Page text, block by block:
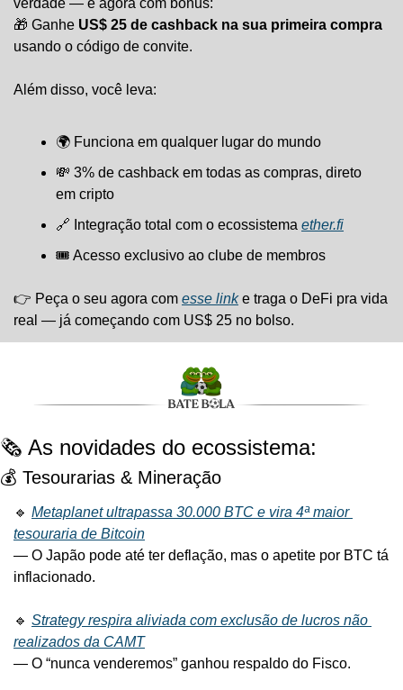
verdade — e agora com bônus:
🎁 Ganhe US$ 25 de cashback na sua primeira compra
usando o código de convite.
Além disso, você leva:
🌍 Funciona em qualquer lugar do mundo
💸 3% de cashback em todas as compras, direto
em cripto
🔗 Integração total com o ecossistema ether.fi
🎟️ Acesso exclusivo ao clube de membros
👉 Peça o seu agora com esse link e traga o DeFi pra vida
real — já começando com US$ 25 no bolso.
🗞️ As novidades do ecossistema:
💰 Tesourarias & Mineração
🔹 Metaplanet ultrapassa 30.000 BTC e vira 4ª maior
tesouraria de Bitcoin
— O Japão pode até ter deflação, mas o apetite por BTC tá
inflacionado.
🔹 Strategy respira aliviada com exclusão de lucros não
realizados da CAMT
— O “nunca venderemos” ganhou respaldo do Fisco.